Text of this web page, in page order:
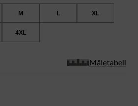
M L XL
4XL
Måletabell